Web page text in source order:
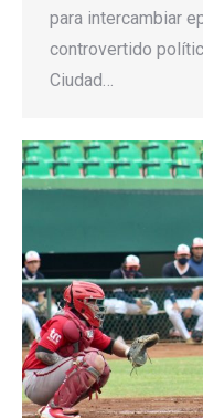
para intercambiar
controvertido
Ciudad…